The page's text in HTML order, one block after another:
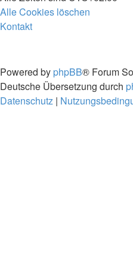
Alle Cookies löschen
Kontakt
Powered by phpBB® Forum
Deutsche Übersetzung durch
Datenschutz |